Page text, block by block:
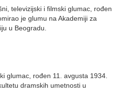
televizijski i filmski glumac, rođen
je glumu na Akademiji za
u Beogradu.
glumac, rođen 11. avgusta 1934.
dramskih umetnosti u